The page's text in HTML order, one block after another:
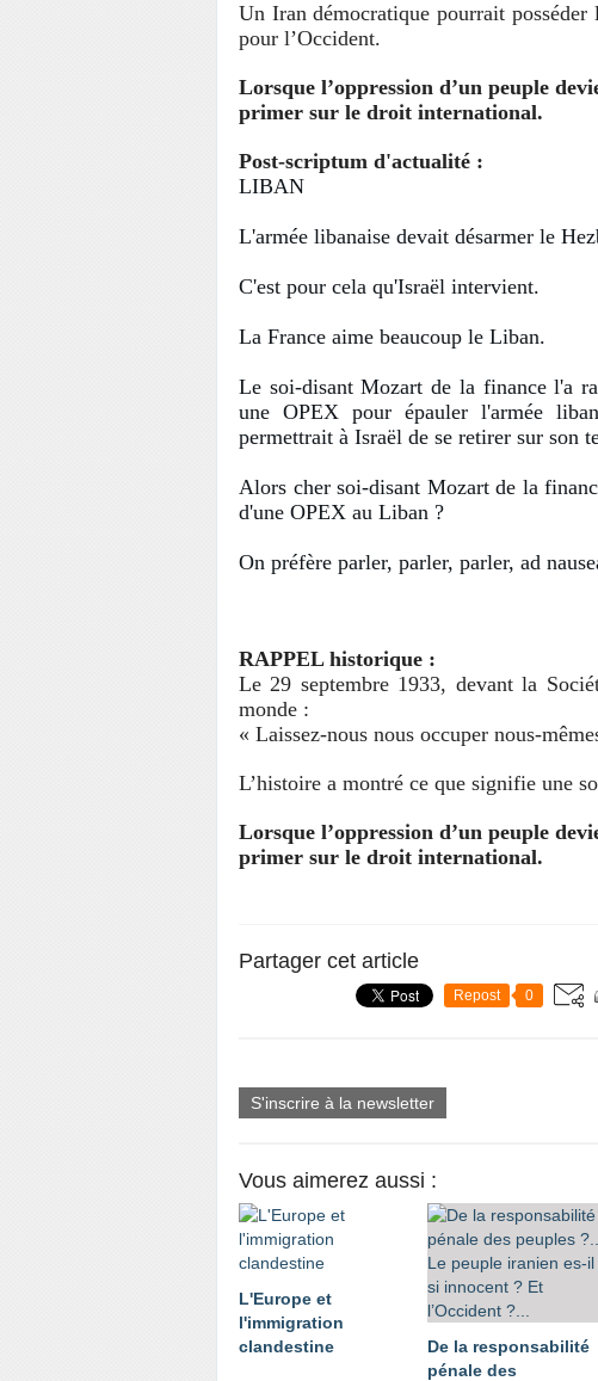
Un Iran démocratique pourrait posséder
pour l’Occident.
Lorsque l’oppression d’un peuple
primer sur le droit international.
Post-scriptum d'actualité :
LIBAN
L'armée libanaise devait désarmer le
C'est pour cela qu'Israël intervient.
La France aime beaucoup le Liban.
Le soi-disant Mozart de la finance l'a
une OPEX pour épauler l'armée
permettrait à Israël de se retirer sur son
Alors cher soi-disant Mozart de la
d'une OPEX au Liban ?
On préfère parler, parler, parler, ad
RAPPEL historique :
Le 29 septembre 1933, devant la
monde :
« Laissez-nous nous occuper nous-
L’histoire a montré ce que signifie une
Lorsque l’oppression d’un peuple
primer sur le droit international.
Partager cet article
Repost 0
S'inscrire à la newsletter
Vous aimerez aussi :
L'Europe et
l'immigration
clandestine
De la responsabilité
pénale des